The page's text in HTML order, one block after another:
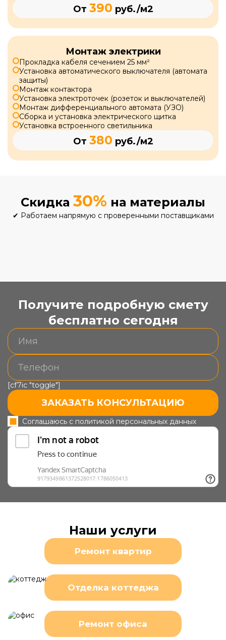
От 390 руб./м2
Монтаж электрики
Прокладка кабеля сечением 25 мм²
Установка автоматического выключателя (автомата
защиты)
Монтаж контактора
Установка электроточек (розеток и выключателей)
Монтаж дифференциального автомата (УЗО)
Сборка и установка электрического щитка
Установка встроенного светильника
От 380 руб./м2
Скидка 30% на материалы
✔ Работаем напрямую с проверенными поставщиками
Получите подробную смету
бесплатно сегодня
[cf7ic "toggle"]
ЗАКАЗАТЬ КОНСУЛЬТАЦИЮ
Соглашаюсь с политикой персональных данных
Наши услуги
Ремонт квартир
Отделка коттеджа
Ремонт офиса